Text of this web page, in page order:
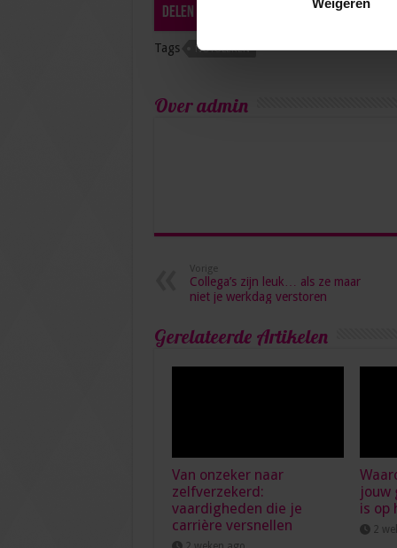
Weigeren
Delen
Tags NOTULEREN
Over admin
Vorige
Collega’s zijn leuk… als ze maar
niet je werkdag verstoren
Gerelateerde Artikelen
Van onzeker naar
zelfverzekerd:
vaardigheden die je
carrière versnellen
jouw
is op
2